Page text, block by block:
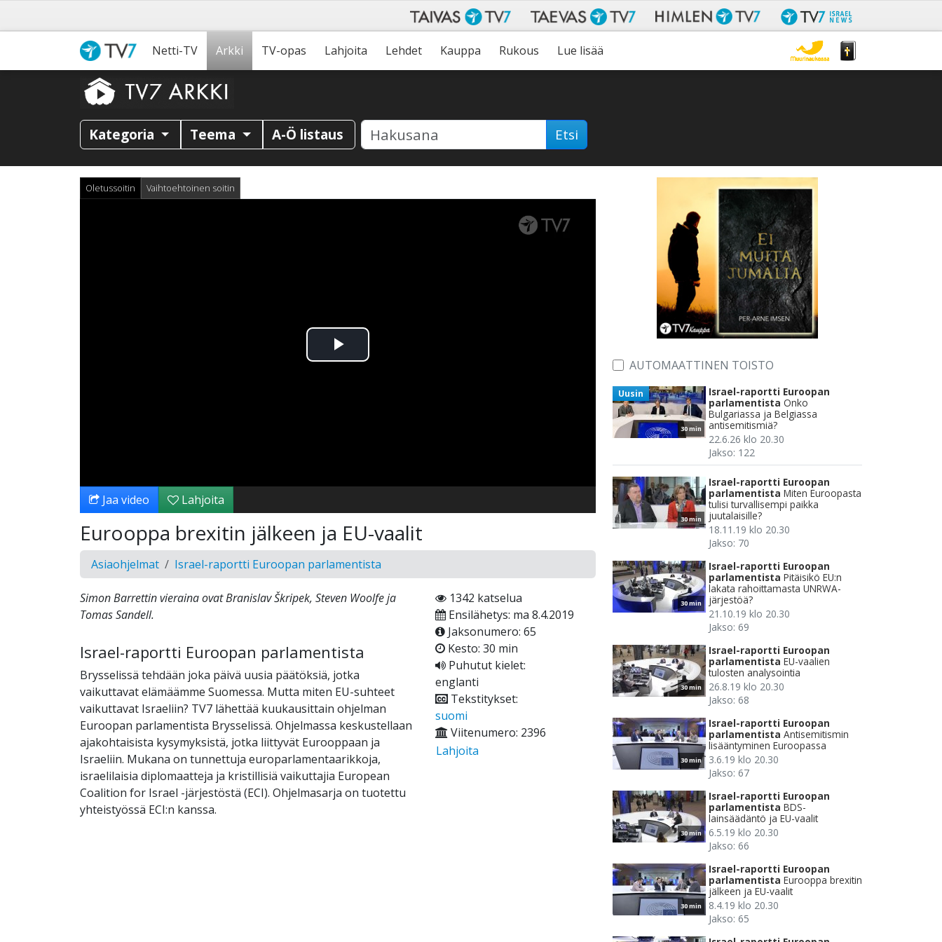
Netti-TV Arkki TV-opas Lahjoita Lehdet Kauppa Rukous Lue lisää
Kategoria Teema A-Ö listaus Etsi
Oletussoitin Vaihtoehtoinen soitin
Toista
Jaa video Lahjoita
Eurooppa brexitin jälkeen ja EU-vaalit
Asiaohjelmat Israel-raportti Euroopan parlamentista
Simon Barrettin vieraina ovat Branislav Škripek, Steven Woolfe ja
Tomas Sandell.
Israel-raportti Euroopan parlamentista
Brysselissä tehdään joka päivä uusia päätöksiä, jotka
vaikuttavat elämäämme Suomessa. Mutta miten EU-suhteet
vaikuttavat Israeliin? TV7 lähettää kuukausittain ohjelman
Euroopan parlamentista Brysselissä. Ohjelmassa keskustellaan
ajakohtaisista kysymyksistä, jotka liittyvät Eurooppaan ja
Israeliin. Mukana on tunnettuja europarlamentaarikkoja,
israelilaisia diplomaatteja ja kristillisiä vaikuttajia European
Coalition for Israel -järjestöstä (ECI). Ohjelmasarja on tuotettu
yhteistyössä ECI:n kanssa.
1342 katselua
Ensilähetys: ma 8.4.2019
Jaksonumero: 65
Kesto: 30 min
Puhutut kielet:
englanti
Tekstitykset:
suomi
Viitenumero: 2396
Lahjoita
AUTOMAATTINEN TOISTO
30 min
Uusin
Israel-raportti Euroopan
parlamentista Onko
Bulgariassa ja Belgiassa
antisemitismiä?
22.6.26 klo 20.30
Jakso: 122
30 min
Israel-raportti Euroopan
parlamentista Miten Euroopasta
tulisi turvallisempi paikka
juutalaisille?
18.11.19 klo 20.30
Jakso: 70
30 min
Israel-raportti Euroopan
parlamentista Pitäisikö EU:n
lakata rahoittamasta UNRWA-
järjestöä?
21.10.19 klo 20.30
Jakso: 69
30 min
Israel-raportti Euroopan
parlamentista EU-vaalien
tulosten analysointia
26.8.19 klo 20.30
Jakso: 68
30 min
Israel-raportti Euroopan
parlamentista Antisemitismin
lisääntyminen Euroopassa
3.6.19 klo 20.30
Jakso: 67
30 min
Israel-raportti Euroopan
parlamentista BDS-
lainsäädäntö ja EU-vaalit
6.5.19 klo 20.30
Jakso: 66
30 min
Israel-raportti Euroopan
parlamentista Eurooppa brexitin
jälkeen ja EU-vaalit
8.4.19 klo 20.30
Jakso: 65